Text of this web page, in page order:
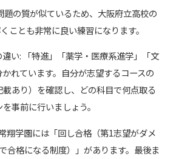
題の質が似ているため、大阪府立高校の
ことも非常に良い練習になります。
い: 「特進」「薬学・医療系進学」「文
れています。自分が志望するコースの
あり）を確認し、どの科目で何点取る
事前に行いましょう。
翔学園には「回し合格（第1志望がダメ
合格になる制度）」があります。最後ま